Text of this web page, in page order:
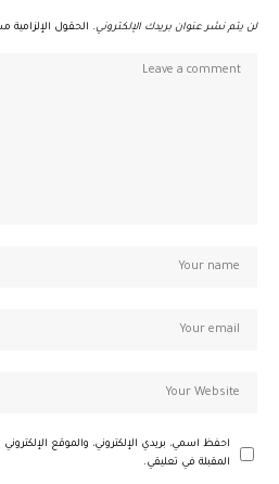
لن يتم نشر عنوان بريدك الإلكتروني. الحقول الإلزامية
احفظ اسمي، بريدي الإلكتروني، والموقع
المقبلة في تعليقي.